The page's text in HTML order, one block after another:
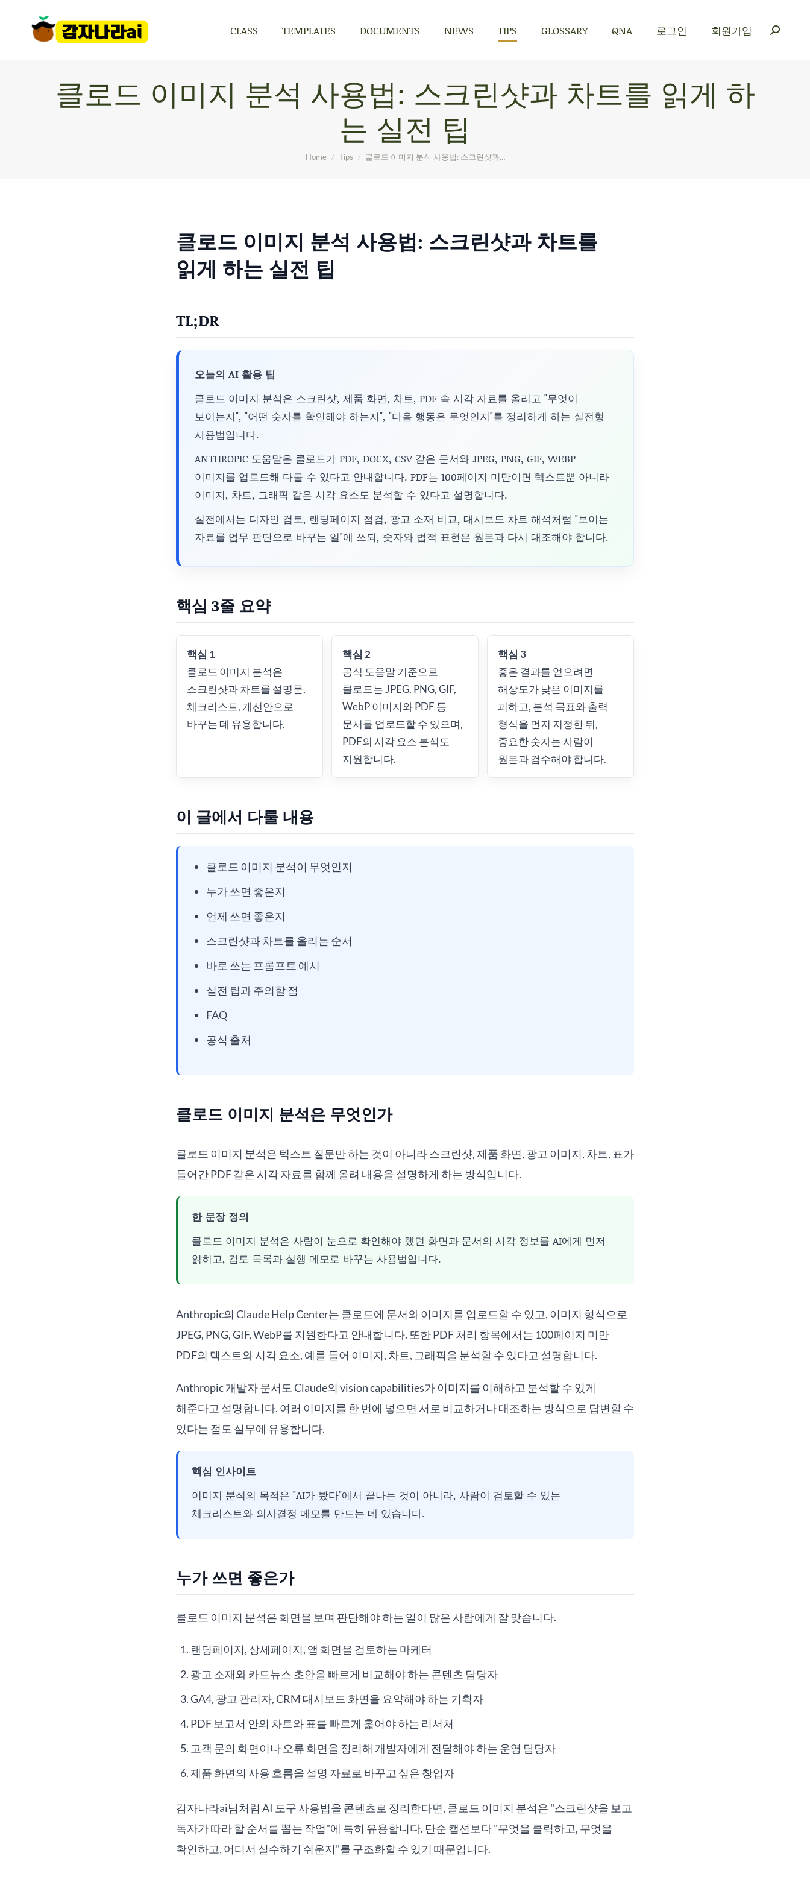
CLASS TEMPLATES DOCUMENTS NEWS TIPS GLOSSARY QNA 로그인 회원가입
클로드 이미지 분석 사용법: 스크린샷과 차트를 읽게 하
는 실전 팁
You are here:
Home Tips 클로드 이미지 분석 사용법: 스크린샷과…
클로드 이미지 분석 사용법: 스크린샷과 차트를
읽게 하는 실전 팁
TL;DR
오늘의 AI 활용 팁
클로드 이미지 분석은 스크린샷, 제품 화면, 차트, PDF 속 시각 자료를 올리고 "무엇이
보이는지", "어떤 숫자를 확인해야 하는지", "다음 행동은 무엇인지"를 정리하게 하는 실전형
사용법입니다.
ANTHROPIC 도움말은 클로드가 PDF, DOCX, CSV 같은 문서와 JPEG, PNG, GIF, WEBP
이미지를 업로드해 다룰 수 있다고 안내합니다. PDF는 100페이지 미만이면 텍스트뿐 아니라
이미지, 차트, 그래픽 같은 시각 요소도 분석할 수 있다고 설명합니다.
실전에서는 디자인 검토, 랜딩페이지 점검, 광고 소재 비교, 대시보드 차트 해석처럼 "보이는
자료를 업무 판단으로 바꾸는 일"에 쓰되, 숫자와 법적 표현은 원본과 다시 대조해야 합니다.
핵심 3줄 요약
핵심 1
클로드 이미지 분석은
스크린샷과 차트를 설명문,
체크리스트, 개선안으로
바꾸는 데 유용합니다.
핵심 2
공식 도움말 기준으로
클로드는 JPEG, PNG, GIF,
WebP 이미지와 PDF 등
문서를 업로드할 수 있으며,
PDF의 시각 요소 분석도
지원합니다.
핵심 3
좋은 결과를 얻으려면
해상도가 낮은 이미지를
피하고, 분석 목표와 출력
형식을 먼저 지정한 뒤,
중요한 숫자는 사람이
원본과 검수해야 합니다.
이 글에서 다룰 내용
클로드 이미지 분석이 무엇인지
누가 쓰면 좋은지
언제 쓰면 좋은지
스크린샷과 차트를 올리는 순서
바로 쓰는 프롬프트 예시
실전 팁과 주의할 점
FAQ
공식 출처
클로드 이미지 분석은 무엇인가
클로드 이미지 분석은 텍스트 질문만 하는 것이 아니라 스크린샷, 제품 화면, 광고 이미지, 차트, 표가
들어간 PDF 같은 시각 자료를 함께 올려 내용을 설명하게 하는 방식입니다.
한 문장 정의
클로드 이미지 분석은 사람이 눈으로 확인해야 했던 화면과 문서의 시각 정보를 AI에게 먼저
읽히고, 검토 목록과 실행 메모로 바꾸는 사용법입니다.
Anthropic의 Claude Help Center는 클로드에 문서와 이미지를 업로드할 수 있고, 이미지 형식으로
JPEG, PNG, GIF, WebP를 지원한다고 안내합니다. 또한 PDF 처리 항목에서는 100페이지 미만
PDF의 텍스트와 시각 요소, 예를 들어 이미지, 차트, 그래픽을 분석할 수 있다고 설명합니다.
Anthropic 개발자 문서도 Claude의 vision capabilities가 이미지를 이해하고 분석할 수 있게
해준다고 설명합니다. 여러 이미지를 한 번에 넣으면 서로 비교하거나 대조하는 방식으로 답변할 수
있다는 점도 실무에 유용합니다.
핵심 인사이트
이미지 분석의 목적은 "AI가 봤다"에서 끝나는 것이 아니라, 사람이 검토할 수 있는
체크리스트와 의사결정 메모를 만드는 데 있습니다.
누가 쓰면 좋은가
클로드 이미지 분석은 화면을 보며 판단해야 하는 일이 많은 사람에게 잘 맞습니다.
랜딩페이지, 상세페이지, 앱 화면을 검토하는 마케터
광고 소재와 카드뉴스 초안을 빠르게 비교해야 하는 콘텐츠 담당자
GA4, 광고 관리자, CRM 대시보드 화면을 요약해야 하는 기획자
PDF 보고서 안의 차트와 표를 빠르게 훑어야 하는 리서처
고객 문의 화면이나 오류 화면을 정리해 개발자에게 전달해야 하는 운영 담당자
제품 화면의 사용 흐름을 설명 자료로 바꾸고 싶은 창업자
감자나라ai님처럼 AI 도구 사용법을 콘텐츠로 정리한다면, 클로드 이미지 분석은 "스크린샷을 보고
독자가 따라 할 순서를 뽑는 작업"에 특히 유용합니다. 단순 캡션보다 "무엇을 클릭하고, 무엇을
확인하고, 어디서 실수하기 쉬운지"를 구조화할 수 있기 때문입니다.
로그인 회원가입